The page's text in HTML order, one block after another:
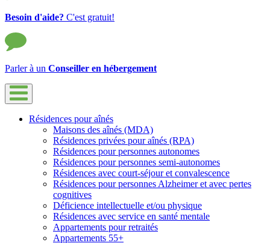
Besoin d'aide? C'est gratuit!
Parler à un Conseiller en hébergement
Résidences pour aînés
Maisons des aînés (MDA)
Résidences privées pour aînés (RPA)
Résidences pour personnes autonomes
Résidences pour personnes semi-autonomes
Résidences avec court-séjour et convalescence
Résidences pour personnes Alzheimer et avec pertes
cognitives
Déficience intellectuelle et/ou physique
Résidences avec service en santé mentale
Appartements pour retraités
Appartements 55+